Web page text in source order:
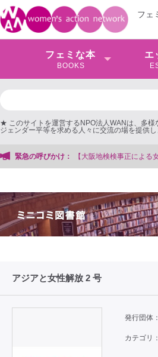
フェ
フェミな本
BOOKS
エ
★ このサイトを運営するNPO法人WANは、多
ジェンダー平等を求める人々に交流の場を提供し
緊急の呼びかけ：
よる女性検事への性的暴行事件】 ◆女性検事
アジアと女性解放 2 号
発行団体：
カテゴリ：